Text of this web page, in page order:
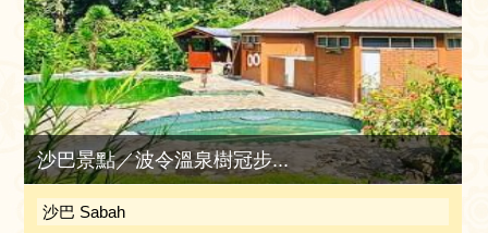
沙巴景點／波令溫泉樹冠步...
沙巴 Sabah